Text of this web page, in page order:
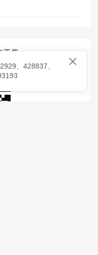
干货

、428837、